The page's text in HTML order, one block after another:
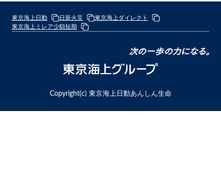
東京海上日動 日新火災
東京海上ダイレクト
東京海上ミレア少額短期
力
Copyright(c) 東京海上日動あんしん生命